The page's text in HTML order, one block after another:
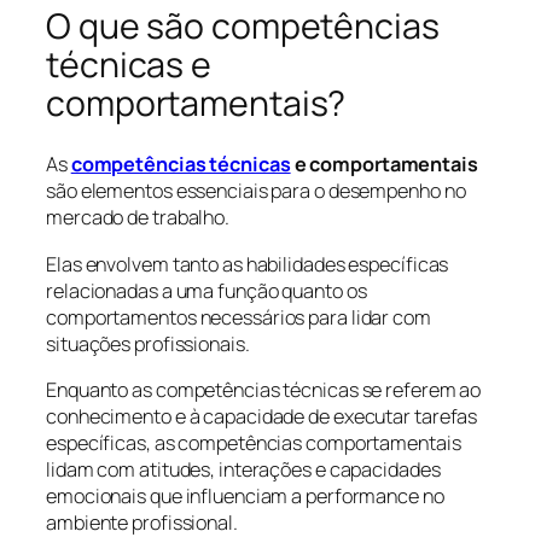
O que são competências
técnicas e
comportamentais?
Ascompetências técnicase comportamentais
são elementos essenciais para o desempenho no
mercado de trabalho.
Elas envolvem tanto as habilidades específicas
relacionadas a uma função quanto os
comportamentos necessários para lidar com
situações profissionais.
Enquanto as competências técnicas se referem ao
conhecimento e à capacidade de executar tarefas
específicas, as competências comportamentais
lidam com atitudes, interações e capacidades
emocionais que influenciam a performance no
ambiente profissional.